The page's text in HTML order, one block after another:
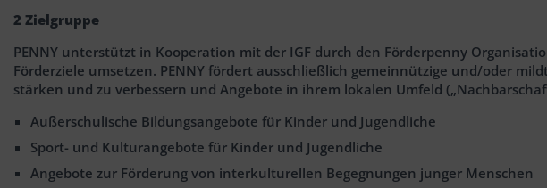
2 Zielgruppe
PENNY unterstützt in Kooperation mit der IGF durch den Förderpenny
Förderziele umsetzen. PENNY fördert ausschließlich gemeinnützige und/oder
stärken und zu verbessern und Angebote in ihrem lokalen Umfeld
Außerschulische Bildungsangebote für Kinder und Jugendliche
Sport- und Kulturangebote für Kinder und Jugendliche
Angebote zur Förderung von interkulturellen Begegnungen junger Menschen